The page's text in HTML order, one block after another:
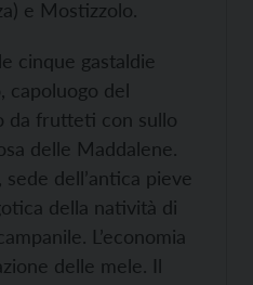
e Mostizzolo.
cinque gastaldie
capoluogo del
da frutteti con sullo
delle Maddalene.
dell’antica pieve
della natività di
L’economia
delle mele. Il